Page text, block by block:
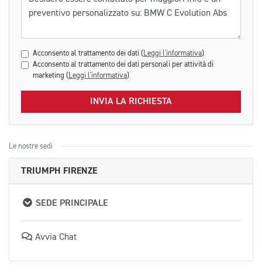
Acconsento al trattamento dei dati ( Leggi l'informativa)
Acconsento al trattamento dei dati personali per attività di
marketing ( Leggi l'informativa)
INVIA LA RICHIESTA
Le nostre sedi
TRIUMPH FIRENZE
SEDE PRINCIPALE
Avvia Chat